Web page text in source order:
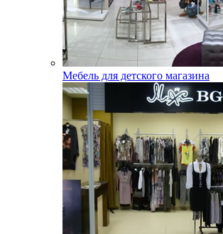
Мебель для детского магазина